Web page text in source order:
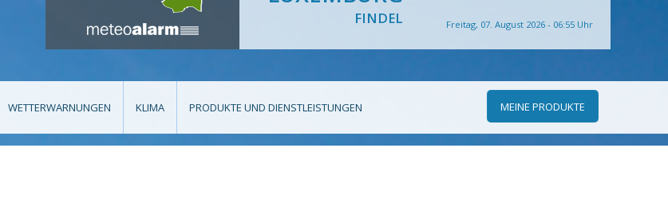
FINDEL Freitag, 07. August 2026 - 06:55 Uhr
WETTERWARNUNGEN KLIMA PRODUKTE UND DIENSTLEISTUNGEN MEINE PRODUKTE